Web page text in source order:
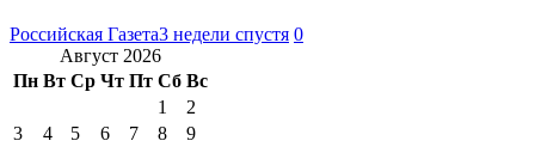
Российская Газета3 недели спустя 0
Август 2026
Пн Вт Ср Чт Пт Сб Вс
1
2
3
4 5 6 7 8
9